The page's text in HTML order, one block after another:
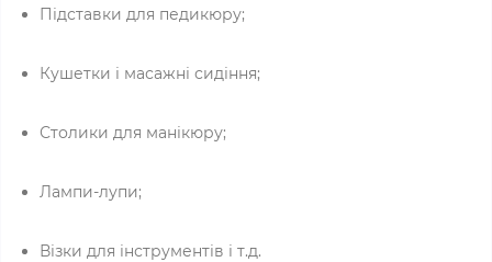
Підставки для педикюру;
Кушетки і масажні сидіння;
Столики для манікюру;
Лампи-лупи;
Візки для інструментів і т.д.